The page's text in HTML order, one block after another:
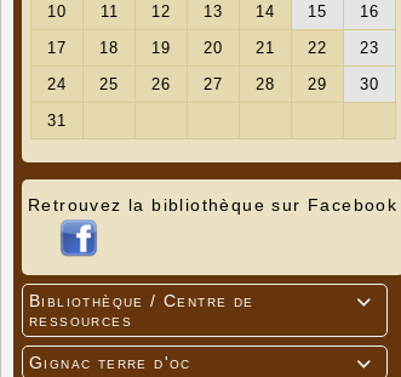
Retrouvez la bibliothèque sur Facebook

Bibliothèque / Centre de
ressources

Gignac terre d'oc